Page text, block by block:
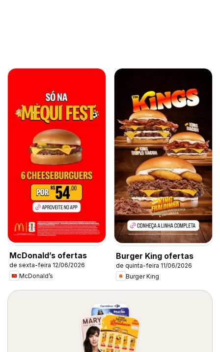
McDonald’s ofertas
de sexta-feira 12/06/2026
McDonald’s
Burger King ofertas
de quinta-feira 11/06/2026
Burger King